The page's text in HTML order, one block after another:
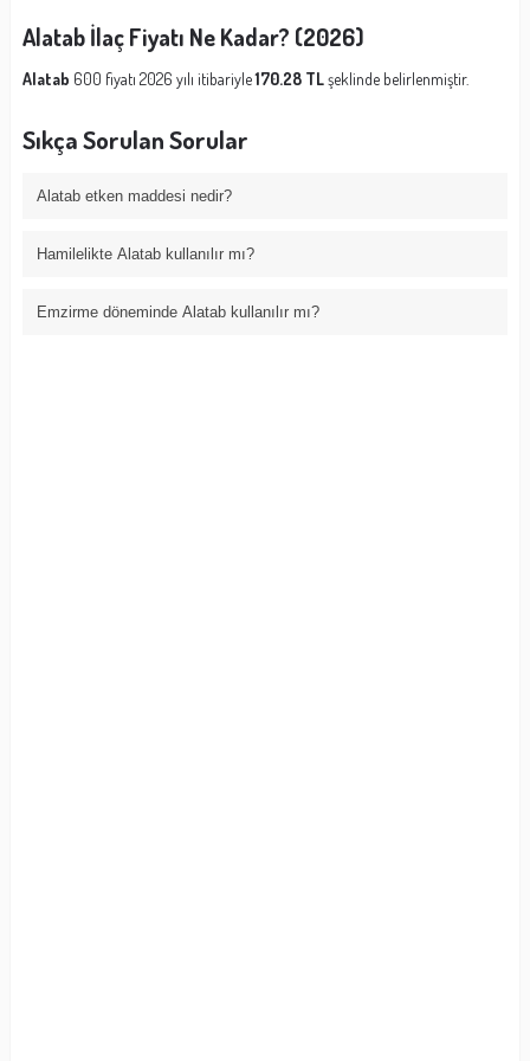
Alatab İlaç Fiyatı Ne Kadar? (2026)
Alatab 600 fiyatı 2026 yılı itibariyle170.28 TLşeklinde belirlenmiştir.
Sıkça Sorulan Sorular
Alatab etken maddesi nedir?
Hamilelikte Alatab kullanılır mı?
Emzirme döneminde Alatab kullanılır mı?